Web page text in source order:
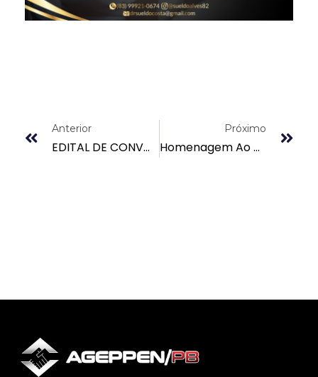
Anterior
EDITAL DE CONVOCAÇÃO PARA POSSE DA DIRETORIA ELEITA DA ASSOCIAÇÃO DOS AGENTES PENITENCIÁRIOS DO ESTADO DA PARAÍBA-(AGEPEN-PB)
Próximo
Homenagem Ao Agente Penitenciário!